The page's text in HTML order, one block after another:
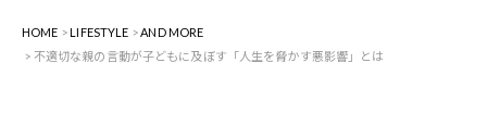
HOME LIFESTYLE
AND MORE
不適切な親の言動が子どもに及ぼす「人生を脅かす悪影響」とは